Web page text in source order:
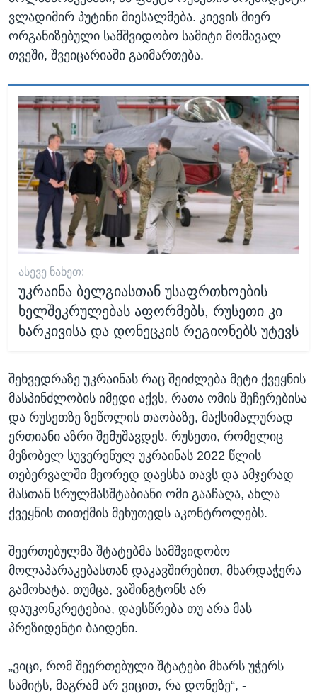
ვლადიმირ პუტინი მიესალმება. კიევის მიერ
ორგანიზებული სამშვიდობო სამიტი მომავალ
თვეში, შვეიცარიაში გაიმართება.
ᲐᲡᲔᲕᲔ ᲜᲐᲮᲔᲗ:
უკრაინა ბელგიასთან უსაფრთხოების
ხელშეკრულებას აფორმებს, რუსეთი კი
ხარკივისა და დონეცკის რეგიონებს უტევს
შეხვედრაზე უკრაინას რაც შეიძლება მეტი ქვეყნის
მასპინძლობის იმედი აქვს, რათა ომის შეჩერებისა
და რუსეთზე ზეწოლის თაობაზე, მაქსიმალურად
ერთიანი აზრი შემუშავდეს. რუსეთი, რომელიც
მეზობელ სუვერენულ უკრაინას 2022 წლის
თებერვალში მეორედ დაესხა თავს და ამჯერად
მასთან სრულმასშტაბიანი ომი გააჩაღა, ახლა
ქვეყნის თითქმის მეხუთედს აკონტროლებს.
შეერთებულმა შტატებმა სამშვიდობო
მოლაპარაკებასთან დაკავშირებით, მხარდაჭერა
გამოხატა. თუმცა, ვაშინგტონს არ
დაუკონკრეტებია, დაესწრება თუ არა მას
პრეზიდენტი ბაიდენი.
„ვიცი, რომ შეერთებული შტატები მხარს უჭერს
სამიტს, მაგრამ არ ვიცით, რა დონეზე“, -